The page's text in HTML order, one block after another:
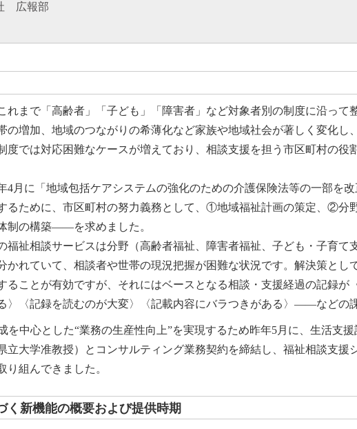
広報部
れまで「高齢者」「子ども」「障害者」など対象者別の制度に沿って
の増加、地域のつながりの希薄化など家族や地域社会が著しく変化し
度では対応困難なケースが増えており、相談支援を担う市区町村の役
4月に「地域包括ケアシステムの強化のための介護保険法等の一部を
るために、市区町村の努力義務として、①地域福祉計画の策定、②分
制の構築――を求めました。
福祉相談サービスは分野（高齢者福祉、障害者福祉、子ども・子育て
かれていて、相談者や世帯の現況把握が困難な状況です。解決策とし
ることが有効ですが、それにはベースとなる相談・支援経過の記録が
〉〈記録を読むのが大変〉〈記載内容にバラつきがある〉――などの
を中心とした“業務の生産性向上”を実現するため昨年5月に、生活支
立大学准教授）とコンサルティング業務契約を締結し、福祉相談支援
り組んできました。
く新機能の概要および提供時期